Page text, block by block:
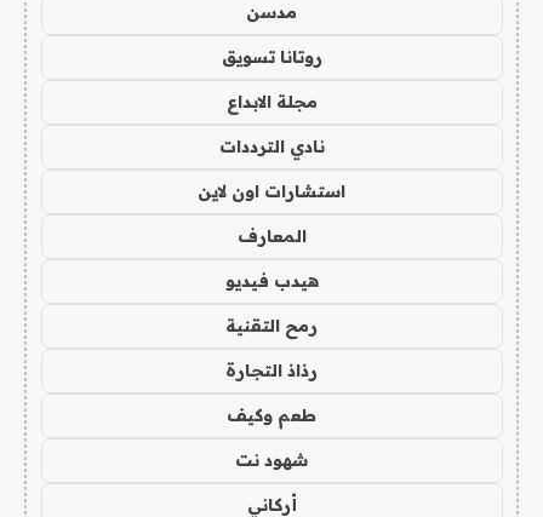
مدسن
روتانا تسويق
مجلة الابداع
نادي الترددات
استشارات اون لاين
المعارف
هيدب فيديو
رمح التقنية
رذاذ التجارة
طعم وكيف
شهود نت
أركاني